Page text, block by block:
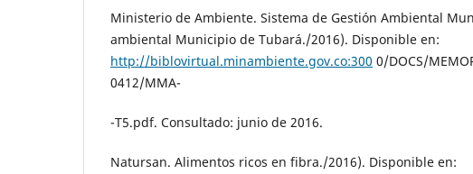
Ministerio de Ambiente. Sistema de Gestión Ambiental
ambiental Municipio de Tubará./2016). Disponible en:
http://biblovirtual.minambiente.gov.co:300 0/DOCS/
0412/MMA-
-T5.pdf. Consultado: junio de 2016.
Natursan. Alimentos ricos en fibra./2016). Disponible en: